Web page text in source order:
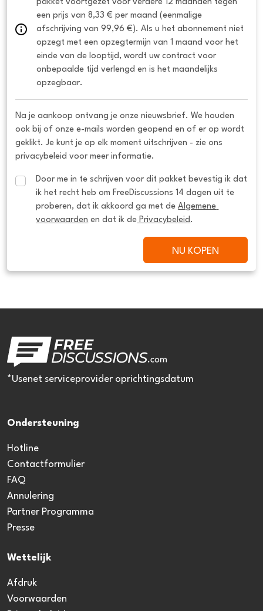
pakket voortgezet voor verdere 12 maanden tegen
een prijs van 8,33 € per maand (eenmalige
afschrijving van 99,96 €). Als u het abonnement niet
opzegt met een opzegtermijn van 1 maand voor het
einde van de looptijd, wordt uw contract voor
onbepaalde tijd verlengd en is het maandelijks
opzegbaar.
Na je aankoop ontvang je onze nieuwsbrief. We houden
ook bij of onze e-mails worden geopend en of er op wordt
geklikt. Je kunt je op elk moment uitschrijven - zie ons
privacybeleid voor meer informatie.
Door me in te schrijven voor dit pakket bevestig ik dat
ik het recht heb om FreeDiscussions 14 dagen uit te
proberen, dat ik akkoord ga met de Algemene
voorwaarden en dat ik de Privacybeleid .
NU KOPEN
*Usenet serviceprovider oprichtingsdatum
Ondersteuning
Hotline
Contactformulier
FAQ
Annulering
Partner Programma
Presse
Wettelijk
Afdruk
Voorwaarden